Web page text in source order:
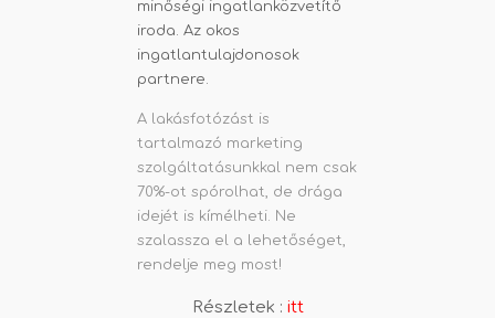
A lakásfotózást is
tartalmazó marketing
szolgáltatásunkkal nem csak
70%-ot spórolhat, de drága
idejét is kímélheti. Ne
szalassza el a lehetőséget,
rendelje meg most!
Részletek : itt